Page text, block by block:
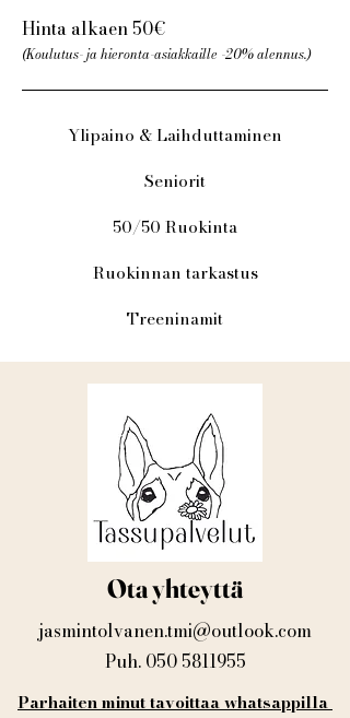
Hinta alkaen 50€
(Koulutus- ja hieronta-asiakkaille -20% alennus.)
Ylipaino & Laihduttaminen
Seniorit
50/50 Ruokinta
Ruokinnan tarkastus
Treeninamit
Ota yhteyttä
jasmintolvanen.tmi@outlook.com
Puh. 050 5811955
Parhaiten minut tavoittaa whatsappilla